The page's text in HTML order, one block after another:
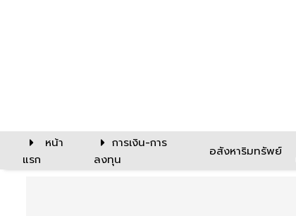
หน้า
แรก
การเงิน-การ
ลงทุน
อสังหาริมทรัพย์